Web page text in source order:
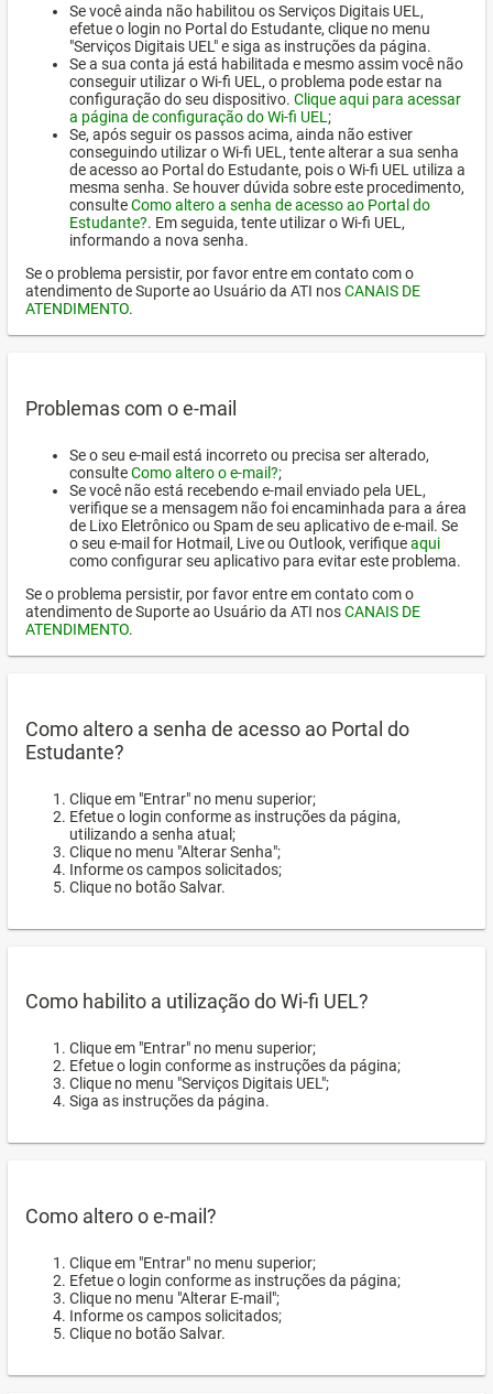
Se você ainda não habilitou os Serviços Digitais UEL,
efetue o login no Portal do Estudante, clique no menu
"Serviços Digitais UEL" e siga as instruções da página.
Se a sua conta já está habilitada e mesmo assim você não
conseguir utilizar o Wi-fi UEL, o problema pode estar na
configuração do seu dispositivo. Clique aqui para acessar
a página de configuração do Wi-fi UEL ;
Se, após seguir os passos acima, ainda não estiver
conseguindo utilizar o Wi-fi UEL, tente alterar a sua senha
de acesso ao Portal do Estudante, pois o Wi-fi UEL utiliza a
mesma senha. Se houver dúvida sobre este procedimento,
consulteComo altero a senha de acesso ao Portal do
Estudante?. Em seguida, tente utilizar o Wi-fi UEL,
informando a nova senha.
Se o problema persistir, por favor entre em contato com o
atendimento de Suporte ao Usuário da ATI nosCANAIS DE
ATENDIMENTO.
Problemas com o e-mail
Se o seu e-mail está incorreto ou precisa ser alterado,
consulteComo altero o e-mail?;
Se você não está recebendo e-mail enviado pela UEL,
verifique se a mensagem não foi encaminhada para a área
de Lixo Eletrônico ou Spam de seu aplicativo de e-mail. Se
o seu e-mail for Hotmail, Live ou Outlook, verifiqueaqui
como configurar seu aplicativo para evitar este problema.
Se o problema persistir, por favor entre em contato com o
atendimento de Suporte ao Usuário da ATI nosCANAIS DE
ATENDIMENTO.
Como altero a senha de acesso ao Portal do
Estudante?
Clique em "Entrar" no menu superior;
Efetue o login conforme as instruções da página,
utilizando a senha atual;
Clique no menu "Alterar Senha";
Informe os campos solicitados;
Clique no botão Salvar.
Como habilito a utilização do Wi-fi UEL?
Clique em "Entrar" no menu superior;
Efetue o login conforme as instruções da página;
Clique no menu "Serviços Digitais UEL";
Siga as instruções da página.
Como altero o e-mail?
Clique em "Entrar" no menu superior;
Efetue o login conforme as instruções da página;
Clique no menu "Alterar E-mail";
Informe os campos solicitados;
Clique no botão Salvar.